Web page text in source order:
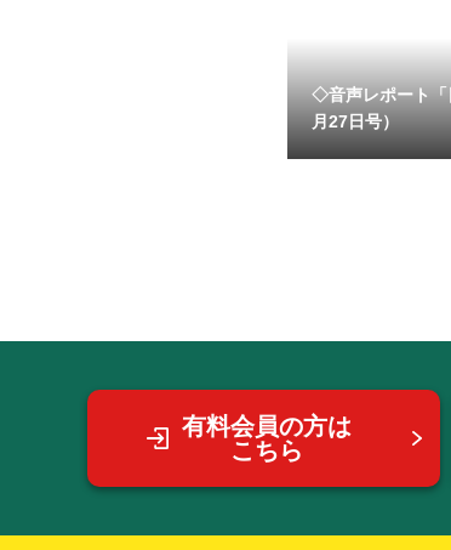
◇音声レポート「
月27日号）
有料会員の方は
こちら